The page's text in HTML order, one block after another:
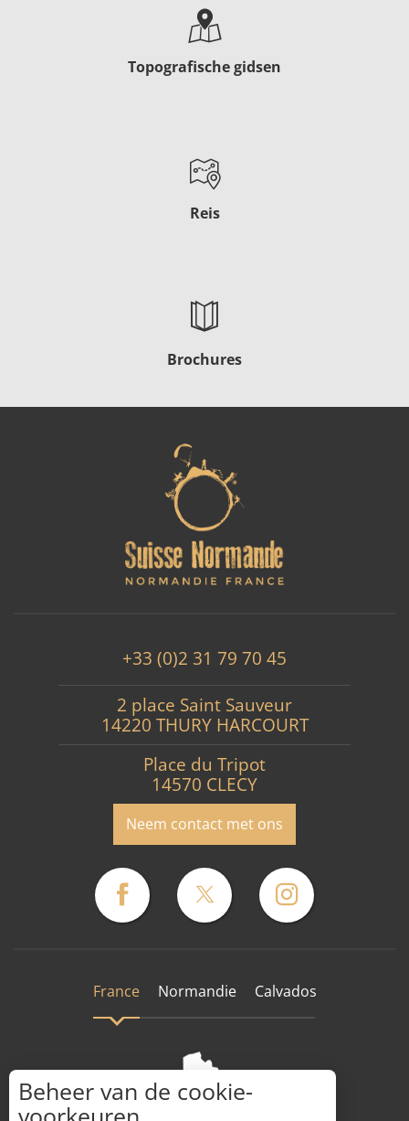
Topografische gidsen
Reis
Brochures
+33 (0)2 31 79 70 45
2 place Saint Sauveur
14220 THURY HARCOURT
Place du Tripot
14570 CLECY
Neem contact met ons
France Normandie Calvados
Beheer van de cookie-